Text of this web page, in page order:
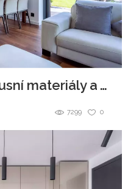
Špičkový vzhled, luxusní materiály a všudypřítomná elegance.
0
7299